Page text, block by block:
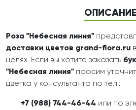
ОПИСАНИЕ
Роза "Небесная линия"
доставки цветов grand-flora.ru
целях. Если вы хотите заказать
"Небесная линия" просим
цветка у консультанта по тел.:
+7 (988) 744-46-44 или по